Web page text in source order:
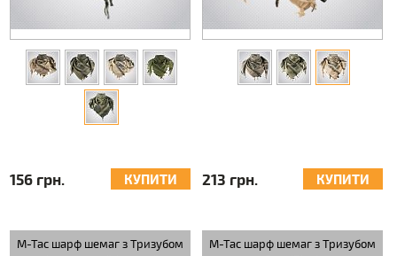
156 грн. КУПИТИ 213 грн. КУПИТИ
M-Tac шарф шемаг з Тризубом
M-Tac шарф шемаг з Тризубом